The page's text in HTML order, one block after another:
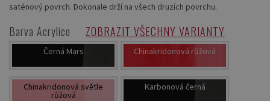
saténový povrch. Dokonale drží na všech druzích povrchu.
Barva Acrylico ZOBRAZIT VŠECHNY VARIANTY
Černá Mars Chinakridonová růžová
Chinakridonová světle
růžová
Karbonová černá